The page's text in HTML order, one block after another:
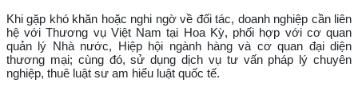
Khi gặp khó khăn hoặc nghi ngờ về đối tác, doanh nghiệp cần liên
hệ với Thương vụ Việt Nam tại Hoa Kỳ, phối hợp với cơ quan
quản lý Nhà nước, Hiệp hội ngành hàng và cơ quan đại diện
thương mại; cùng đó, sử dụng dịch vụ tư vấn pháp lý chuyên
nghiệp, thuê luật sư am hiểu luật quốc tế.